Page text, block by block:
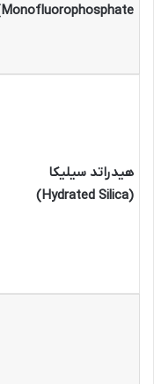
Monofluorophosphate)
هیدراتد سیلیکا
(Hydrated Silica)